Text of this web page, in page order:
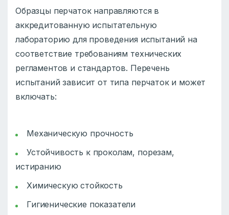
Образцы перчаток направляются в
аккредитованную испытательную
лабораторию для проведения испытаний на
соответствие требованиям технических
регламентов и стандартов. Перечень
испытаний зависит от типа перчаток и может
включать:
Механическую прочность
Устойчивость к проколам, порезам,
истиранию
Химическую стойкость
Гигиенические показатели